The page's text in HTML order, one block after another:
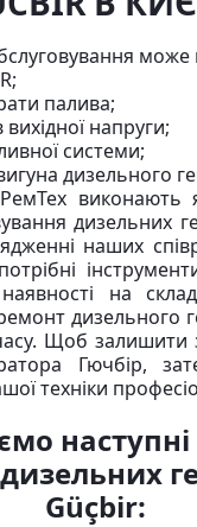
може
палива;
вихідної напруги;
системи;
дизельного
РемТех виконають
дизельних
наших
на
дизельного
Щоб залишити
Гючбір,
техніки
наступні
Güçbir: